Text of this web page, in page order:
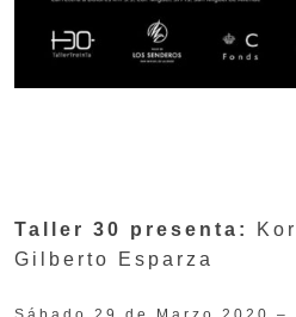
Taller 30 presenta:
Gilberto Esparza